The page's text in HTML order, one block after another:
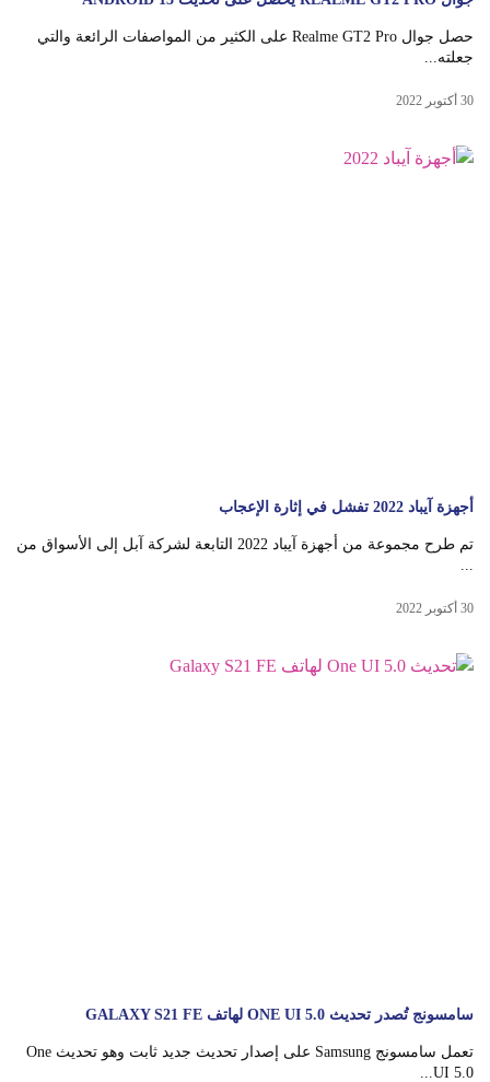
حصل جوال Realme GT2 Pro على الكثير من المواصفات الرائعة والتي
جعلته...
30 أكتوبر 2022
أجهزة آيباد 2022 تفشل في إثارة الإعجاب
تم طرح مجموعة من أجهزة آيباد 2022 التابعة لشركة آبل إلى الأسواق من
30 أكتوبر 2022
سامسونج تُصدر تحديث ONE UI 5.0 لهاتف GALAXY S21 FE
تعمل سامسونج Samsung على إصدار تحديث جديد ثابت وهو تحديث One
UI 5.0...